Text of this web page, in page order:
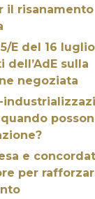
il risanamento
E del 16
dell’AdE sulla
negoziata
e
per